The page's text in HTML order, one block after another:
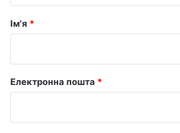
рІм'я *
Електронна пошта *